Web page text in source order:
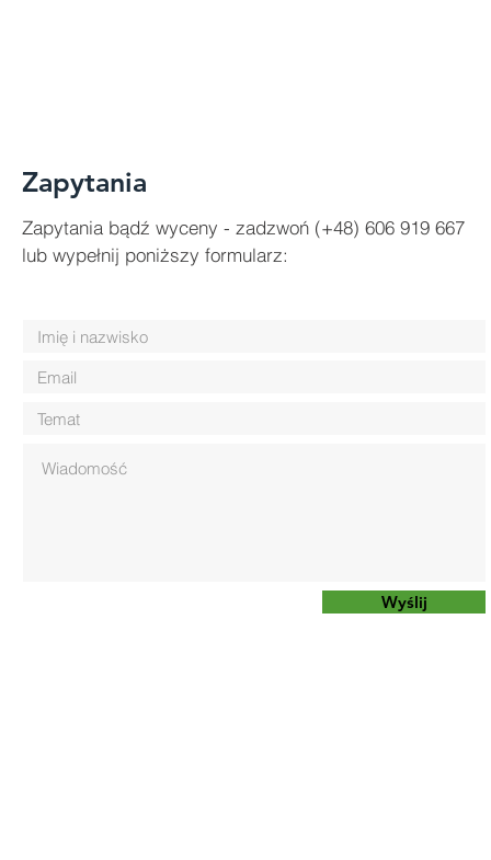
Zapytania
Zapytania bądź wyceny - zadzwoń (+48) 606 919 667
lub wypełnij poniższy formularz:
Wyślij